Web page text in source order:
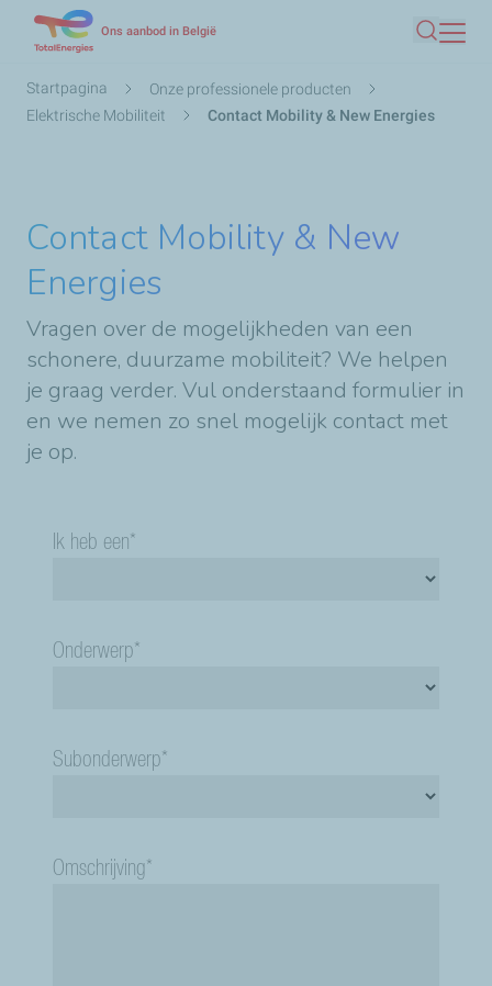
naar
de
Ons aanbod in België
Zoeken
Kruimelpad
Startpagina
Onze professionele producten
Elektrische Mobiliteit
Contact Mobility & New Energies
Contact Mobility & New
Energies
Vragen over de mogelijkheden van een
schonere, duurzame mobiliteit? We helpen
je graag verder. Vul onderstaand formulier in
en we nemen zo snel mogelijk contact met
je op.